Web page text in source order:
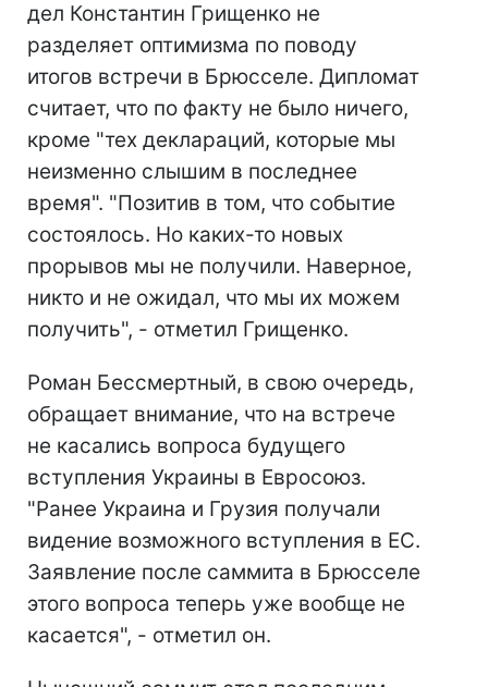
дел Константин Грищенко не
разделяет оптимизма по поводу
итогов встречи в Брюсселе. Дипломат
считает, что по факту не было ничего,
кроме "тех деклараций, которые мы
неизменно слышим в последнее
время". "Позитив в том, что событие
состоялось. Но каких-то новых
прорывов мы не получили. Наверное,
никто и не ожидал, что мы их можем
получить", - отметил Грищенко.
Роман Бессмертный, в свою очередь,
обращает внимание, что на встрече
не касались вопроса будущего
вступления Украины в Евросоюз.
"Ранее Украина и Грузия получали
видение возможного вступления в ЕС.
Заявление после саммита в Брюсселе
этого вопроса теперь уже вообще не
касается", - отметил он.